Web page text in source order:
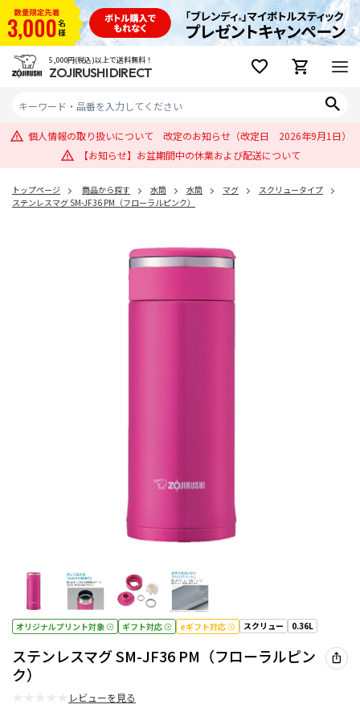
5,000円(税込)以上で送料無料！
ZOJIRUSHI DIRECT
個人情報の取り扱いについて 改定のお知らせ（改定日 2026年9月1日）
【お知らせ】お盆期間中の休業および配送について
トップページ 商品から探す 水筒 水筒 マグ
スクリュータイプ
ステンレスマグ SM-JF36 PM（フローラルピンク）
オリジナルプリント対象 ギフト対応 eギフト対応 スクリュー 0.36L
ステンレスマグ SM-JF36 PM（フローラルピン
ク）
レビューを見る